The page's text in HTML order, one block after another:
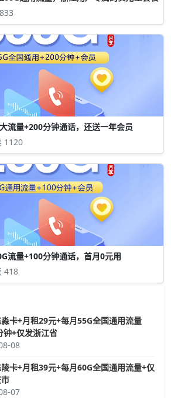
流量+200分钟通话，还送一年会员
1120
流量+100分钟通话，首月0元用
418
卡+月租29元+每月55G全国通用流量
钟+仅发浙江省
08
卡+月租39元+每月60G全国通用流量+仅
07